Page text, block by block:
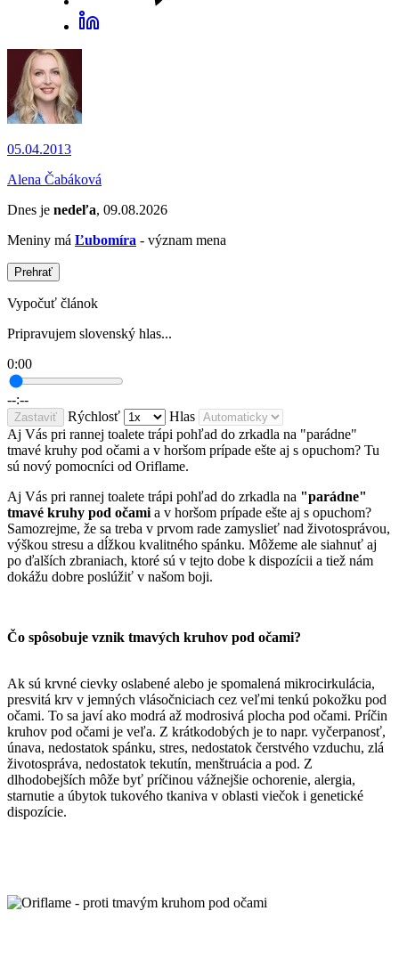
05.04.2013
Alena Čabáková
Dnes je nedeľa, 09.08.2026
Meniny má Ľubomíra - význam mena
Prehrať
Vypočuť článok
Pripravujem slovenský hlas...
0:00
--:--
Zastaviť Rýchlosť
Hlas
Aj Vás pri rannej toalete trápi pohľad do zrkadla na "parádne"
tmavé kruhy pod očami a v horšom prípade ešte aj s opuchom? Tu
sú nový pomocníci od Oriflame.
Aj Vás pri rannej toalete trápi pohľad do zrkadla na "parádne"
tmavé kruhy pod očamia v horšom prípade ešte aj s opuchom?
Samozrejme, že sa treba v prvom rade zamyslieť nad životosprávou,
výškou stresu a dĺžkou kvalitného spánku. Môžeme ale siahnuť aj
po ďalších zbraniach, ktoré sú v tejto dobe k dispozícii a tiež nám
dokážu dobre poslúžiť v našom boji.
Čo spôsobuje vznik tmavých kruhov pod očami?
Ak sú krvné cievky oslabené alebo je spomalená mikrocirkulácia,
presvitá krv v jemných vlásočniciach cez veľmi tenkú pokožku pod
očami. To sa javí ako modrá až modrosivá plocha pod očami. Príčin
kruhov pod očami je veľa. Z krátkodobých je to napr. vyčerpanosť,
únava, nedostatok spánku, stres, nedostatok čerstvého vzduchu, zlá
životospráva, nedostatok tekutín, menštruácia a pod. Z
dlhodobejších môže byť príčinou vážnejšie ochorenie, alergia,
starnutie a úbytok tukového tkaniva v oblasti viečok i genetické
dispozície.